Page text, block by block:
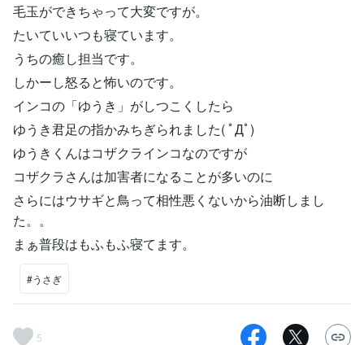
毛玉ができちゃって大変ですが。
たいていいつも寝ています。
うちの癒し担当です。
しかーし怒ると怖いのです。
インコの「ゆうき」がしつこくしたら
ゆうき君足の指かみちぎられました( ﾟДﾟ)
ゆうきくんはコザクラインコなのですが
コザクラさんは加害者になることが多いのに
さらにはウサギと鳥って相性悪くないから油断しまし
た。。
まぁ普段はもふもふ寝てます。
#うさぎ
5